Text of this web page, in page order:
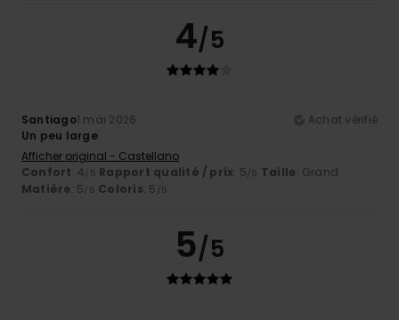
4/5
Santiago1 mai 2026
Achat vérifié
Un peu large
Afficher original - Castellano
Confort: 4/5 Rapport qualité / prix: 5/5 Taille: Grand
Matière: 5/5 Coloris: 5 /5
5/5